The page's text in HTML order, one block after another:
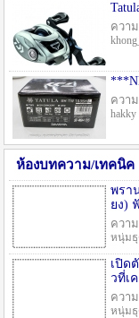
ควา
ควา
hakky
ห้องบทความ/เทคนิค
พรา
ยง)
ควา
หนุ่มธุ
เปิด
วที่เ
ควา
หนุ่มธุ